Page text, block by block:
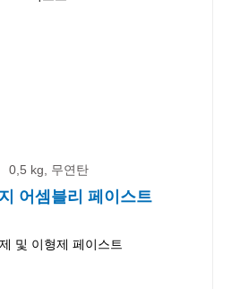
0,5 kg, 무연탄
어셈블리 페이스트
및 이형제 페이스트